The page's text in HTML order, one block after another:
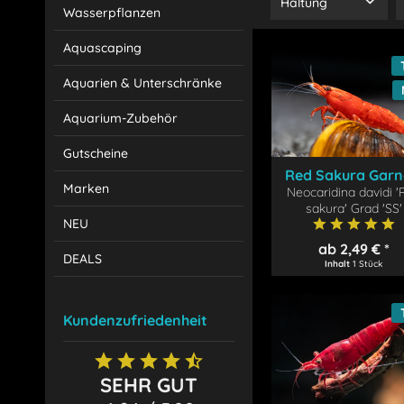
Wasserpflanzen
Aquascaping
Aquarien & Unterschränke
Aquarium-Zubehör
Gutscheine
Marken
NEU
DEALS
Kundenzufriedenheit
SEHR GUT
Red Sakura
M 1,8-2 cm
Neocaridina davidi
sakura' Grad 'SS'
ab 2,49 € *
Inhalt1 Stück